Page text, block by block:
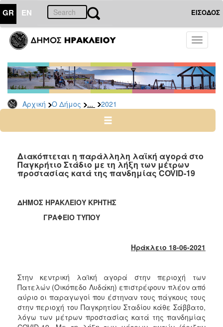
GR EN ΕΙΣΟΔΟΣ
Toggle
Αρχική Ο Δήμος ... 2021
ΔΗΜΟΣ
Δελτία
Τύπου
Αρχείο
2026
2024
2022
2021
2013
2012
2011
Διακόπτεται η παράλληλη λαϊκή αγορά στο
Παγκρήτιο Στάδιο με τη λήξη των μέτρων
προστασίας κατά της πανδημίας COVID-19
ΔΗΜΟΣ ΗΡΑΚΛΕΙΟΥ ΚΡΗΤΗΣ
ΓΡΑΦΕΙΟ ΤΥΠΟΥ
Ηράκλειο 18-06-2021
Στην κεντρική λαϊκή αγορά στην περιοχή των
Πατελών (Οικόπεδο Λυδάκη) επιστρέφουν πλέον από
αύριο οι παραγωγοί που έστηναν τους πάγκους τους
στην περιοχή του Παγκρητίου Σταδίου κάθε Σάββατο,
λόγω των μέτρων προστασίας κατά της πανδημίας